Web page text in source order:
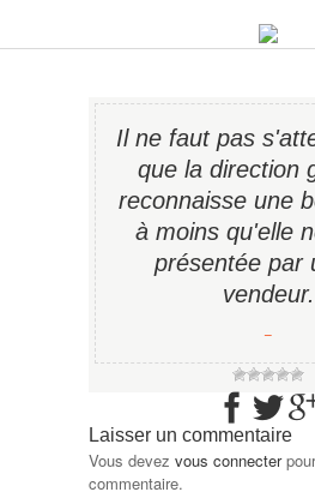
Il ne faut pas
que la direction
reconnaisse une
à moins qu'elle
présentée par
vendeur.
−
Laisser un commentaire
Vous devez vous connecter
commentaire.